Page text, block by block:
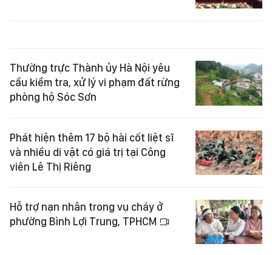
Thường trực Thành ủy Hà Nội yêu
cầu kiểm tra, xử lý vi phạm đất rừng
phòng hộ Sóc Sơn
Phát hiện thêm 17 bộ hài cốt liệt sĩ
và nhiều di vật có giá trị tại Công
viên Lê Thị Riêng
Hỗ trợ nạn nhân trong vụ cháy ở
phường Bình Lợi Trung, TPHCM